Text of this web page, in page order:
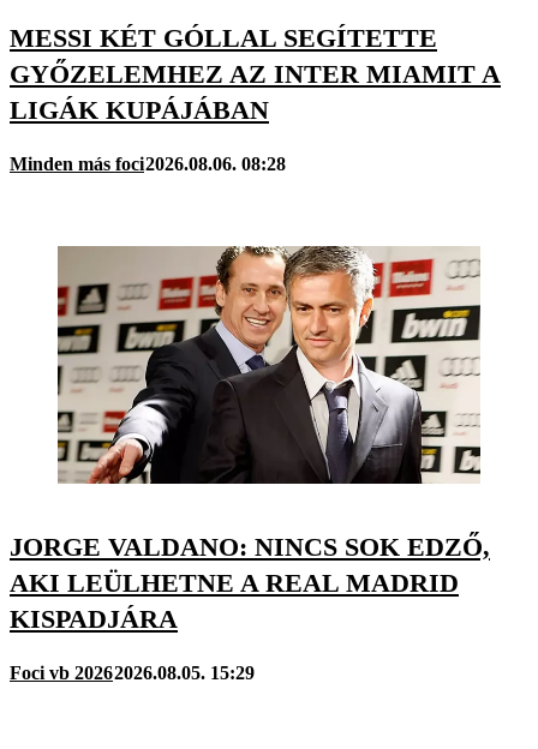
MESSI KÉT GÓLLAL SEGÍTETTE
GYŐZELEMHEZ AZ INTER MIAMIT A
LIGÁK KUPÁJÁBAN
Minden más foci2026.08.06. 08:28
JORGE VALDANO: NINCS SOK EDZŐ,
AKI LEÜLHETNE A REAL MADRID
KISPADJÁRA
Foci vb 20262026.08.05. 15:29